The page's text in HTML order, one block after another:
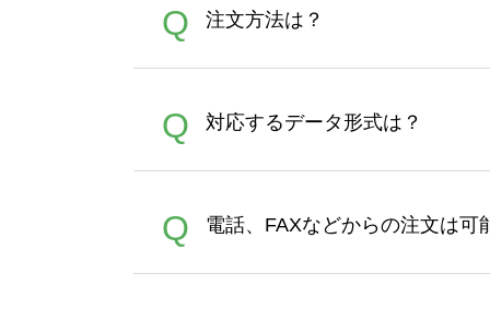
Q 注文方法は？
A
す。 30枚以上やシルク印刷な
さい。製作する数量が多けれ
Q 対応するデータ形式は？
A
ズは、20MBです。デジカメ
Illustratorからの直接入稿には
Q 電話、FAXなどからの注文は可